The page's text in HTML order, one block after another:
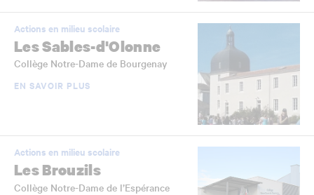
Actions en milieu scolaire
Les Sables-d'Olonne
Collège Notre-Dame de Bourgenay
EN SAVOIR PLUS
Actions en milieu scolaire
Les Brouzils
Collège Notre-Dame de l’Espérance